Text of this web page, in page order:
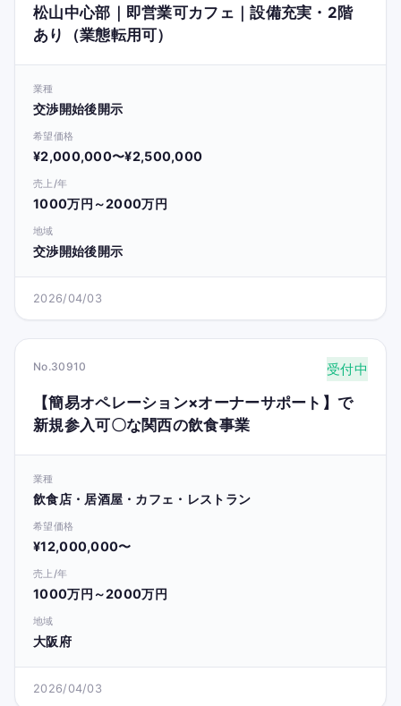
松山中心部｜即営業可カフェ｜設備充実・2階
あり（業態転用可）
業種
交渉開始後開示
希望価格
¥2,000,000〜¥2,500,000
売上/年
1000万円～2000万円
地域
交渉開始後開示
2026/04/03
No.30910 受付中
【簡易オペレーション×オーナーサポート】で
新規参入可〇な関西の飲食事業
業種
飲食店・居酒屋・カフェ・レストラン
希望価格
¥12,000,000〜
売上/年
1000万円～2000万円
地域
大阪府
2026/04/03